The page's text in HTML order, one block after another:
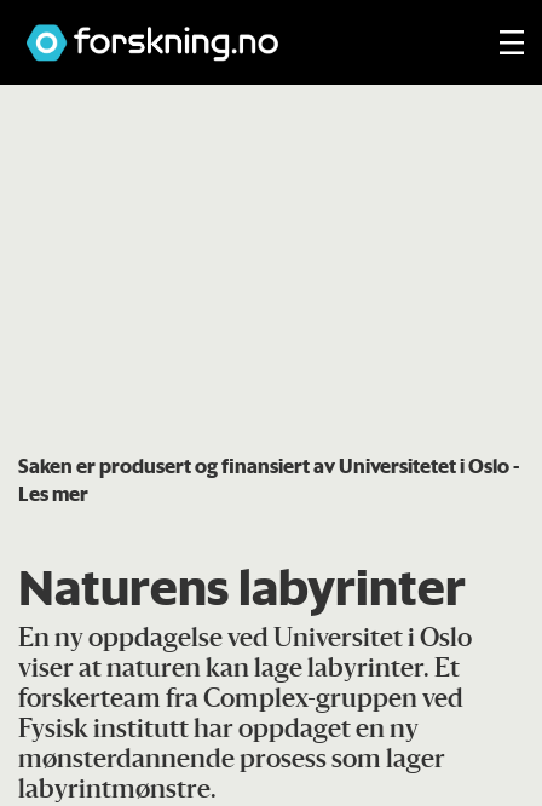
Saken er produsert og finansiert av Universitetet i Oslo-
Les mer
Naturens labyrinter
En ny oppdagelse ved Universitet i Oslo
viser at naturen kan lage labyrinter. Et
forskerteam fra Complex-gruppen ved
Fysisk institutt har oppdaget en ny
mønsterdannende prosess som lager
labyrintmønstre.